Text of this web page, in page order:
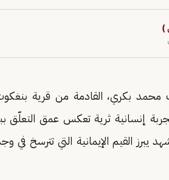
)
بكري، القادمة من قرية
إنسانية ثرية تعكس عمق التعلّق
يبرز القيم الإيمانية التي تترسخ في